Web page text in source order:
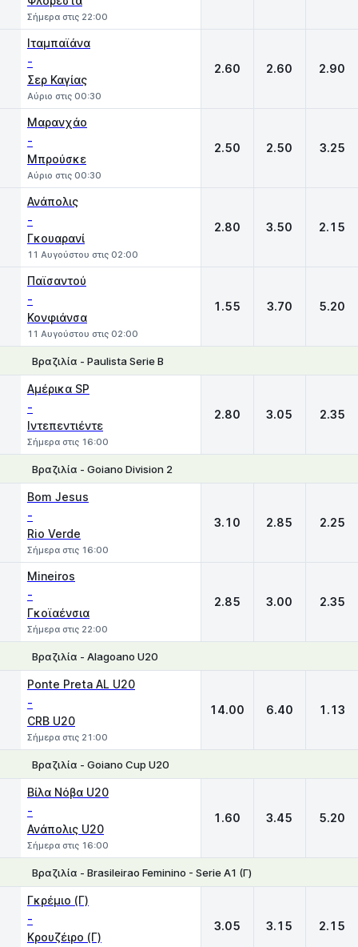
Σήμερα στις 22:00
Ιταμπαϊάνα
-
Σερ Καγίας
Αύριο στις 00:30
2.60 2.60 2.90
Μαρανχάο
-
Μπρούσκε
Αύριο στις 00:30
2.50 2.50 3.25
Ανάπολις
-
Γκουαρανί
11 Αυγούστου στις 02:00
2.80 3.50 2.15
Παϊσαντού
-
Κονφιάνσα
11 Αυγούστου στις 02:00
1.55 3.70 5.20
Βραζιλία - Paulista Serie B
Αμέρικα SP
-
Ιντεπεντιέντε
Σήμερα στις 16:00
2.80 3.05 2.35
Βραζιλία - Goiano Division 2
Bom Jesus
-
Rio Verde
Σήμερα στις 16:00
3.10 2.85 2.25
Mineiros
-
Γκοϊαένσια
Σήμερα στις 22:00
2.85 3.00 2.35
Βραζιλία - Alagoano U20
Ponte Preta AL U20
-
CRB U20
Σήμερα στις 21:00
14.00 6.40 1.13
Βραζιλία - Goiano Cup U20
Βίλα Νόβα U20
-
Ανάπολις U20
Σήμερα στις 16:00
1.60 3.45 5.20
Βραζιλία - Brasileirao Feminino - Serie A1 (Γ)
Γκρέμιο (Γ)
-
Κρουζέιρο (Γ)
3.05 3.15 2.15